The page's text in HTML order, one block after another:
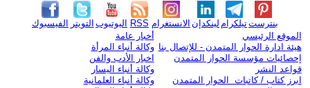
الفيسبوك التويتر اليوتيوب RSS الانستغرام لينكدإن تيلكرامبنترست
الموقع الرئيسي
هيئة ادارة الحوار المتمدن - للإتصال بنا
إحصائيات مؤسسة الحوار المتمدن
قواعد النشر
ابرز كتاب / كاتبات الحوار المتمدن
أخبار عامة
وكالة أنباء المرأة
اخبار الأدب والفن
وكالة أنباء اليسار
وكالة أنباء العلمانية